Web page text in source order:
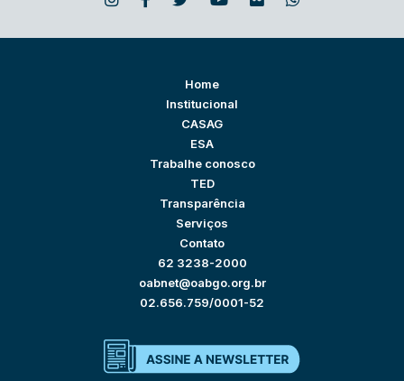
Home
Institucional
CASAG
ESA
Trabalhe conosco
TED
Transparência
Serviços
Contato
62 3238-2000
oabnet@oabgo.org.br
02.656.759/0001-52